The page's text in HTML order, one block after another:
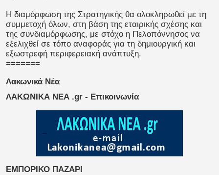
Η διαμόρφωση της Στρατηγικής θα ολοκληρωθεί με τη
συμμετοχή όλων, στη βάση της εταιρικής σχέσης και
της συνδιαμόρφωσης, με στόχο η Πελοπόννησος να
εξελιχθεί σε τόπο αναφοράς για τη δημιουργική και
εξωστρεφή περιφερειακή ανάπτυξη.
=======
Λακωνικά Νέα
ΛΑΚΩΝΙΚΑ ΝΕΑ .gr - Επικοινωνία
ΕΜΠΟΡΙΚΟ ΠΑΖΑΡΙ